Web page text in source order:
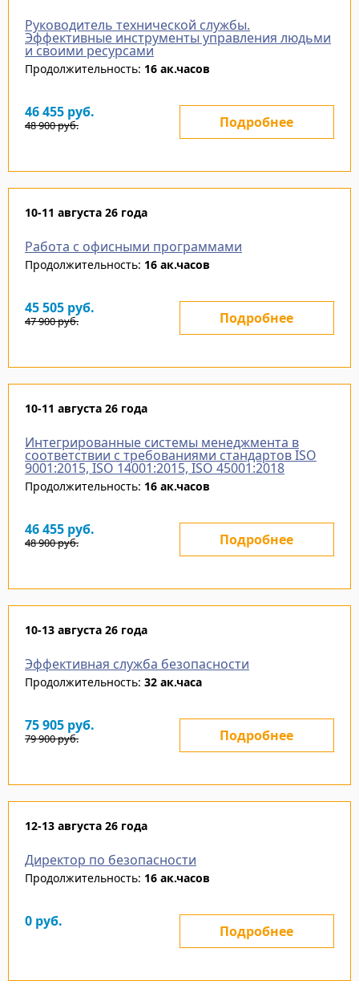
Руководитель технической службы.
Эффективные инструменты управления людьми
и своими ресурсами
Продолжительность: 16 ак.часов
46 455 руб.
48 900руб. Подробнее
10-11 августа 26 года
Работа с офисными программами
Продолжительность: 16 ак.часов
45 505 руб.
47 900руб. Подробнее
10-11 августа 26 года
Интегрированные системы менеджмента в
соответствии с требованиями стандартов ISO
9001:2015, ISO 14001:2015, ISO 45001:2018
Продолжительность: 16 ак.часов
46 455 руб.
48 900руб. Подробнее
10-13 августа 26 года
Эффективная служба безопасности
Продолжительность: 32 ак.часа
75 905 руб.
79 900руб. Подробнее
12-13 августа 26 года
Директор по безопасности
Продолжительность: 16 ак.часов
0 руб.
Подробнее